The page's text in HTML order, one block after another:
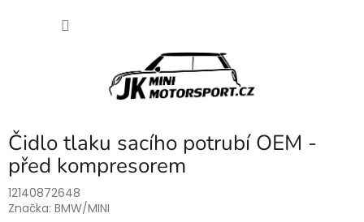
Čidlo tlaku sacího potrubí OEM -
před kompresorem
12140872648
Značka: BMW/MINI